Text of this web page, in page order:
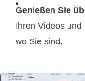
Genießen Sie
Ihren Videos und
wo Sie sind.